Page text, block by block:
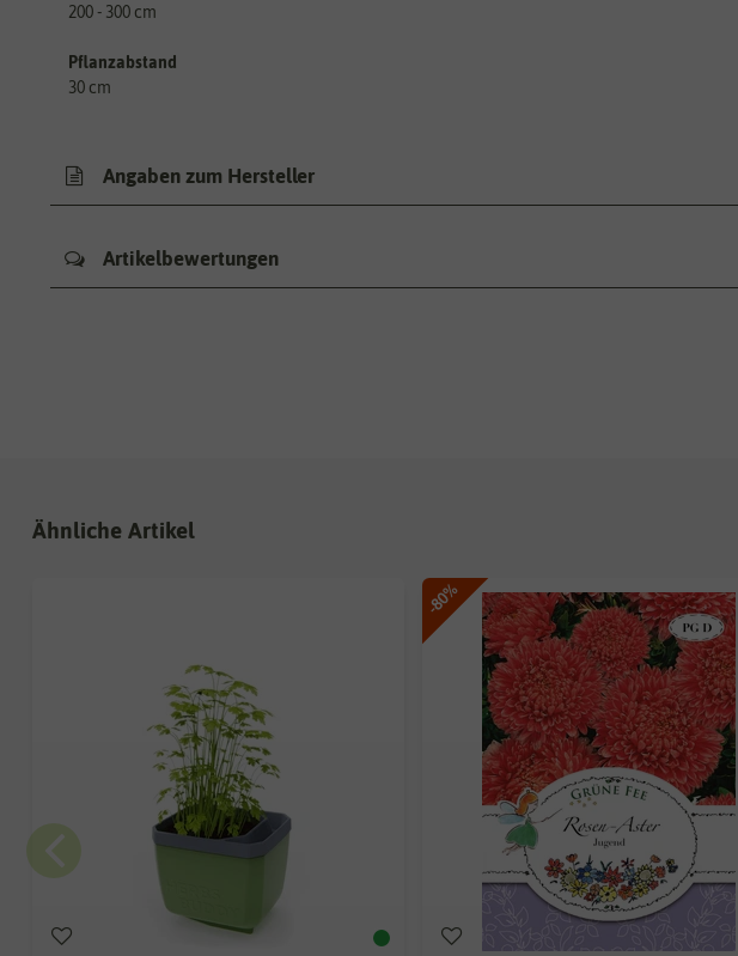
200 - 300 cm
Pflanzabstand
30 cm
Angaben zum Hersteller
Artikelbewertungen
Ähnliche Artikel
-80%